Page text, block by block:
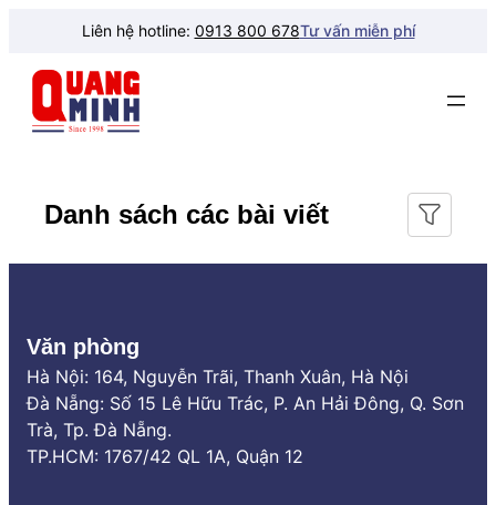
phần
dung
Liên hệ hotline: 0913 800 678Tư vấn miễn phí
Danh sách các bài viết
Văn phòng
Hà Nội: 164, Nguyễn Trãi, Thanh Xuân, Hà Nội
Đà Nẵng: Số 15 Lê Hữu Trác, P. An Hải Đông, Q. Sơn
Trà, Tp. Đà Nẵng.
TP.HCM: 1767/42 QL 1A, Quận 12